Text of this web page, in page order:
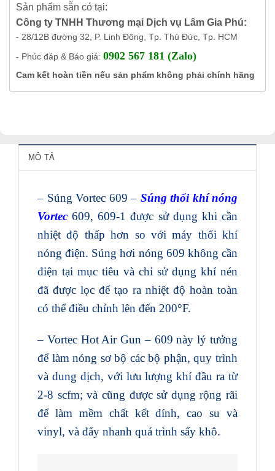
Sản phẩm sẵn có tại:
Công ty TNHH Thương mại Dịch vụ Lâm Gia Phú:
- 28/12B đường 32, P. Linh Đông, Tp. Thủ Đức, Tp. HCM
- Phúc đáp & Báo giá: 0902 567 181 (Zalo)
Cam kết hoàn tiền nếu sản phẩm không phải chính hãng
MÔ TẢ
– Súng Vortec 609 – Súng thổi khí nóng
Vortec 609, 609-1 được sử dụng khi cần
nhiệt độ thấp hơn so với máy thổi khí
nóng điện. Súng hơi nóng 609 không cần
điện tại mục tiêu và chỉ sử dụng khí nén
đã được lọc để tạo ra nhiệt độ hoàn toàn
có thể điều chỉnh lên đến 200°F.
– Vortec Hot Air Gun – 609 này lý tưởng
để làm nóng sơ bộ các bộ phận, quy trình
và dung dịch, với lưu lượng khí đầu ra từ
2-8 scfm; và cũng được sử dụng rộng rãi
để làm mềm chất kết dính, cao su và
vinyl, và đẩy nhanh quá trình sấy khô.